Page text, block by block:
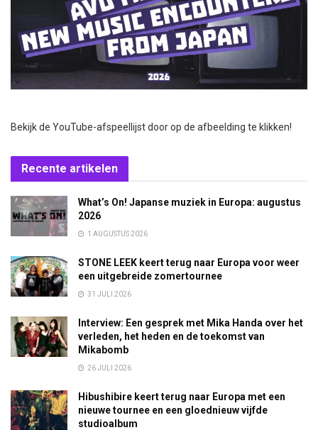
Bekijk de YouTube-afspeellijst door op de afbeelding te klikken!
Recente artikelen
What’s On! Japanse muziek in Europa: augustus
2026
1 AUGUSTUS 2026
STONE LEEK keert terug naar Europa voor weer
een uitgebreide zomertournee
31 JULI 2026
Interview: Een gesprek met Mika Handa over het
verleden, het heden en de toekomst van
Mikabomb
26 JULI 2026
Hibushibire keert terug naar Europa met een
nieuwe tournee en een gloednieuw vijfde
studioalbum